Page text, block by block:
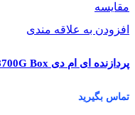
مقایسه
افزودن به علاقه مندی
پردازنده ای ام دی AMD Ryzen 7 8700G Box
تماس بگیرید